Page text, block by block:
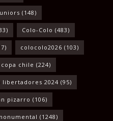
(148)
Colo-Colo (483)
colocolo2026 (103)
copa chile (224)
libertadores 2024 (95)
pizarro (106)
(1248)